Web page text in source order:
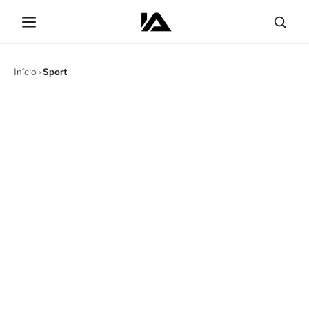
Início›Sport